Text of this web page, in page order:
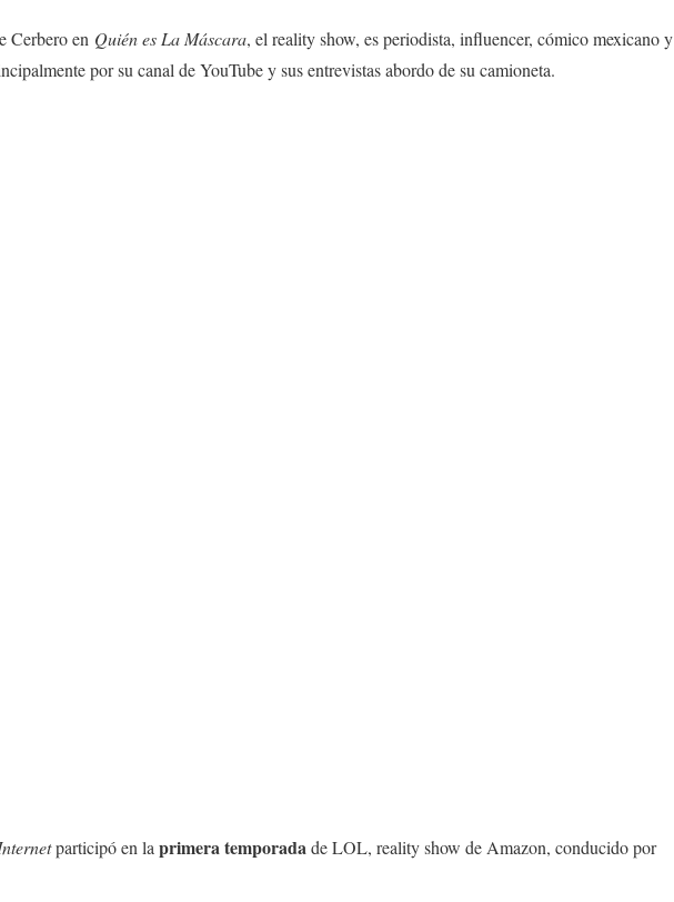
Cerbero en Quién es La Máscara, el reality show, es periodista, influencer, cómico mexicano y
por su canal de YouTube y sus entrevistas abordo de su camioneta.
participó en la primera temporadade LOL, reality show de Amazon, conducido por